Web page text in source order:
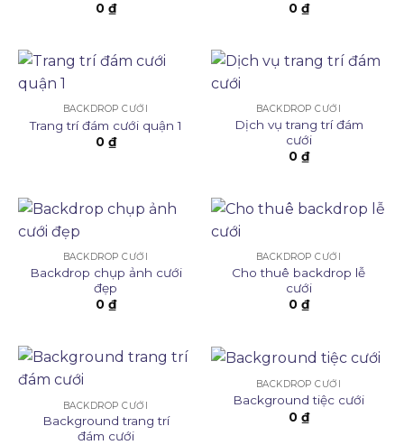
0 ₫
0 ₫
BACKDROP CƯỚI
Trang trí đám cưới quận 1
0 ₫
BACKDROP CƯỚI
Dịch vụ trang trí đám
cưới
0 ₫
BACKDROP CƯỚI
Backdrop chụp ảnh cưới
đẹp
0 ₫
BACKDROP CƯỚI
Cho thuê backdrop lễ
cưới
0 ₫
BACKDROP CƯỚI
Background trang trí
đám cưới
BACKDROP CƯỚI
Background tiệc cưới
0 ₫